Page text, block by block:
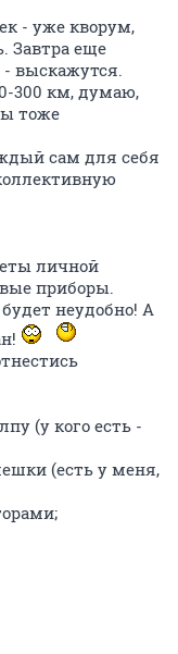
- уже кворум,
Завтра еще
выскажутся.
300 км, думаю,
тоже
сам для себя
личной
приборы.
неудобно! А
(у кого есть -
(есть у меня,